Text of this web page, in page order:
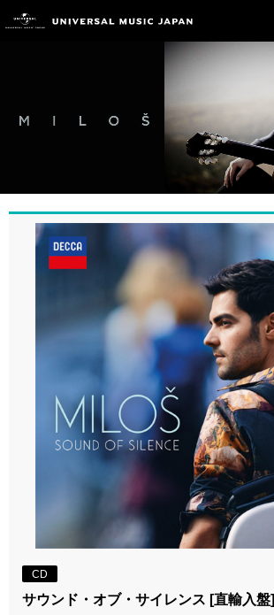
CD
サウンド・オブ・サイレンス [直輸入盤]